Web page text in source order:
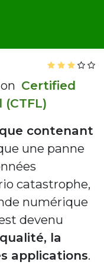
Certified
contenant
une panne
catastrophe,
numérique
devenu
la
applications.